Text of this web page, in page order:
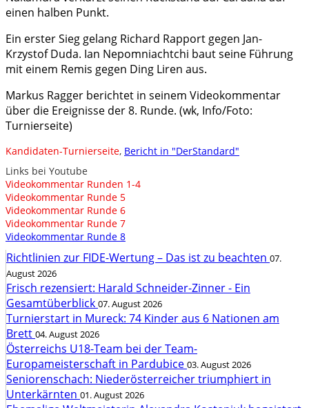
einen halben Punkt.
Ein erster Sieg gelang Richard Rapport gegen Jan-
Krzystof Duda. Ian Nepomniachtchi baut seine Führung
mit einem Remis gegen Ding Liren aus.
Markus Ragger berichtet in seinem Videokommentar
über die Ereignisse der 8. Runde. (wk, Info/Foto:
Turnierseite)
Kandidaten-Turnierseite, Bericht in "DerStandard"
Links bei Youtube
Videokommentar Runden 1-4
Videokommentar Runde 5
Videokommentar Runde 6
Videokommentar Runde 7
Videokommentar Runde 8
Richtlinien zur FIDE-Wertung – Das ist zu beachten 07.
August 2026
Frisch rezensiert: Harald Schneider-Zinner - Ein
Gesamtüberblick 07. August 2026
Turnierstart in Mureck: 74 Kinder aus 6 Nationen am
Brett 04. August 2026
Österreichs U18-Team bei der Team-
Europameisterschaft in Pardubice 03. August 2026
Seniorenschach: Niederösterreicher triumphiert in
Unterkärnten 01. August 2026